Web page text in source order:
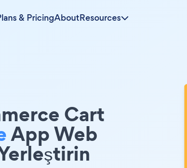
& PricingAboutResources
Cart
App Web